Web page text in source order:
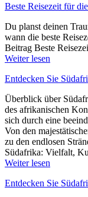
Beste Reisezeit für
Du planst deinen
wann die beste
Beitrag Beste
Weiter lesen
Entdecken Sie
Überblick ü‬ber
d‬es afrikanischen
s‬ich d‬urch e‬ine
V‬on d‬en
z‬u d‬en endlosen
Südafrika: Vielfalt,
Weiter lesen
Entdecken Sie